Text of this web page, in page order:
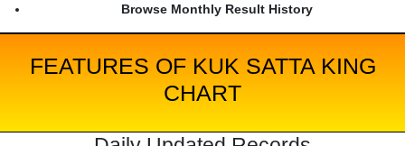
Browse Monthly Result History
FEATURES OF KUK SATTA KING
CHART